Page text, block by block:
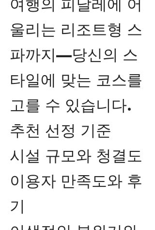
여행의 피날레에 어
울리는 리조트형 스
파까지—당신의 스
타일에 맞는 코스를
고를 수 있습니다.
추천 선정 기준
시설 규모와 청결도
이용자 만족도와 후
기